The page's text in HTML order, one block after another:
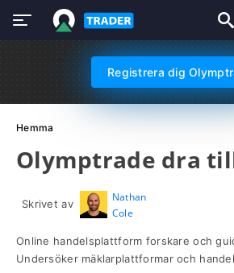
Registrera dig
Hemma
Olymptrade dra
Skrivet av
Nathan
Cole
Online handelsplattform forskare och
Undersöker mäklarplattformar och